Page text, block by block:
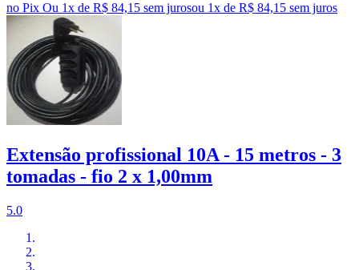
no Pix Ou 1x de R$ 84,15 sem jurosou 1x de R$ 84,15 sem juros
Extensão profissional 10A - 15 metros - 3
tomadas - fio 2 x 1,00mm
5.0